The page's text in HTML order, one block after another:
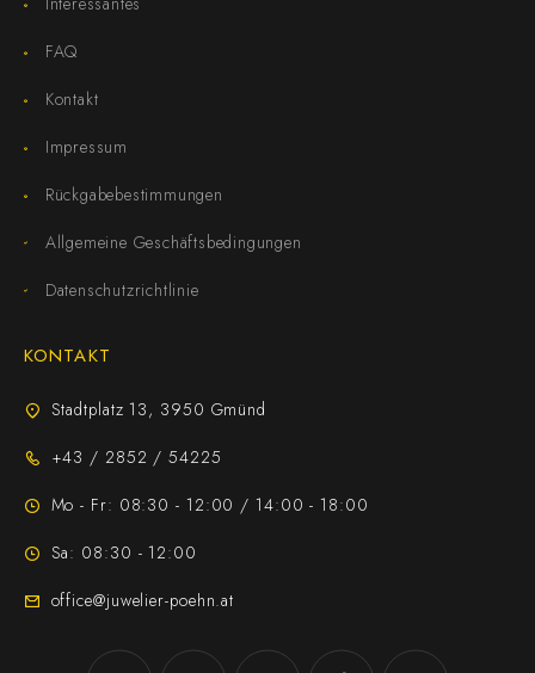
FAQ
Kontakt
Impressum
Rückgabebestimmungen
Allgemeine Geschäftsbedingungen
Datenschutzrichtlinie
KONTAKT
Stadtplatz 13, 3950 Gmünd
+43 / 2852 / 54225
Mo - Fr: 08:30 - 12:00 / 14:00 - 18:00
Sa: 08:30 - 12:00
office@juwelier-poehn.at